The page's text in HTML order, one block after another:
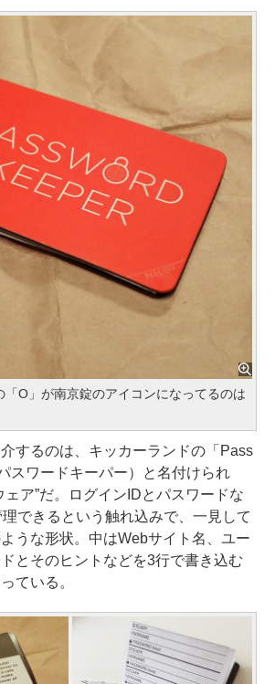
「O」が南京錠のアイコンになってるのは
するのは、キッカーランドの「Pass
スワードキーパー）と名付けられ
ェア”だ。ログインIDとパスワードな
できるという触れ込みで、一見して
うな形状。中はWebサイト名、ユー
とそのヒントなどを3行で書き込む
ている。